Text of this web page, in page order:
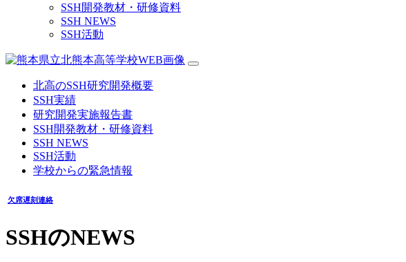
SSH開発教材・研修資料
SSH NEWS
SSH活動
北高のSSH研究開発概要
SSH実績
研究開発実施報告書
SSH開発教材・研修資料
SSH NEWS
SSH活動
学校からの緊急情報
欠席遅刻連絡
SSHのNEWS